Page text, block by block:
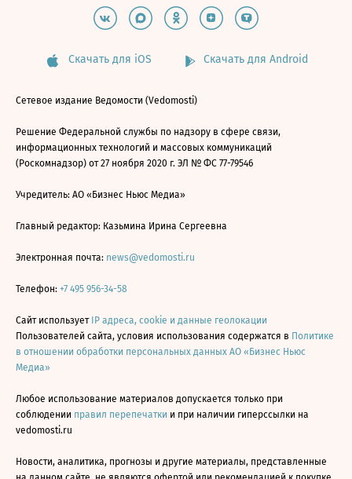
Скачать для iOS Скачать для Android
Сетевое издание Ведомости (Vedomosti)
Решение Федеральной службы по надзору в сфере связи,
информационных технологий и массовых коммуникаций
(Роскомнадзор) от 27 ноября 2020 г. ЭЛ № ФС 77-79546
Учредитель: АО «Бизнес Ньюс Медиа»
Главный редактор: Казьмина Ирина Сергеевна
Электронная почта: news@vedomosti.ru
Телефон: +7 495 956-34-58
Сайт использует IP адреса, cookie и данные геолокации
Пользователей сайта, условия использования содержатся в Политике
в отношении обработки персональных данных АО «Бизнес Ньюс
Медиа»
Любое использование материалов допускается только при
соблюдении правил перепечатки и при наличии гиперссылки на
vedomosti.ru
Новости, аналитика, прогнозы и другие материалы, представленные